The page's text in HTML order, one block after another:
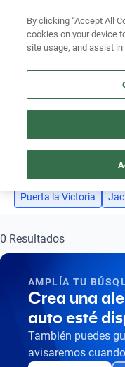
AUTOS JAC SEI7 PRO 2013
Busca por versión
Busca por marca
Busca por año
Puerta la Victoria Jac
0 Resultados
AMPLÍA TU
Crea una
auto esté
También puedes
avisaremos
By clicking “Accept All
cookies on your device
site usage, and assist